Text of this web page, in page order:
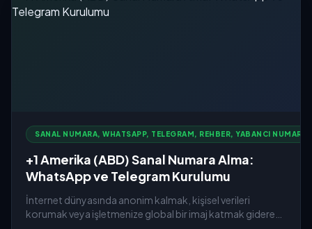
SANAL NUMARA, WHATSAPP, TELEGRAM, REHBER, YABANCI NUMARA
+1 Amerika (ABD) Sanal Numara Alma:
WhatsApp ve Telegram Kurulumu
İnternet dünyasında anonim kalmak, kişisel verileri
korumak veya işletmenize global bir imaj katmak giderek